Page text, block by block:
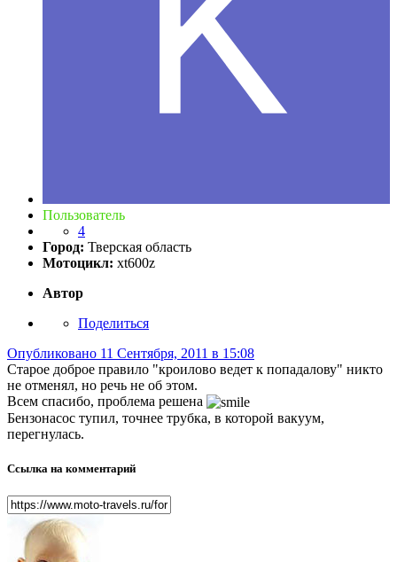
Пользователь
4
Город: Тверская область
Мотоцикл: xt600z
Автор
Поделиться
Опубликовано 11 Сентября, 2011 в 15:08
Старое доброе правило "кроилово ведет к попадалову" никто
не отменял, но речь не об этом.
Всем спасибо, проблема решена
Бензонасос тупил, точнее трубка, в которой вакуум,
перегнулась.
Ссылка на комментарий